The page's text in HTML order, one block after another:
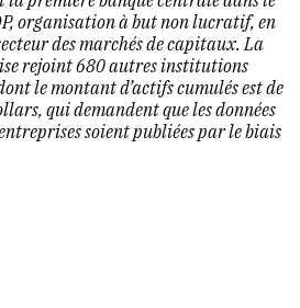
organisation à but non lucratif, en
des marchés de capitaux. La
rejoint 680 autres institutions
le montant d’actifs cumulés est de
qui demandent que les données
soient publiées par le biais